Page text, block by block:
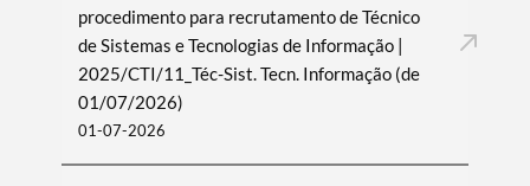
procedimento para recrutamento de Técnico
de Sistemas e Tecnologias de Informação |
2025/CTI/11_Téc-Sist. Tecn. Informação (de
01/07/2026)
01-07-2026